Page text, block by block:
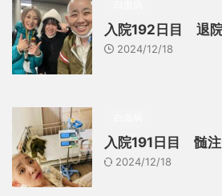
入院192日目 退
2024/12/18
入院191日目 髄注
2024/12/18